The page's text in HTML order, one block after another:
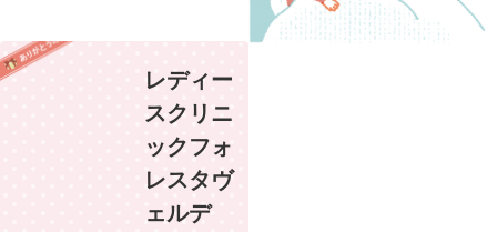
レディー
スクリニ
ックフォ
レスタヴ
ェルデ